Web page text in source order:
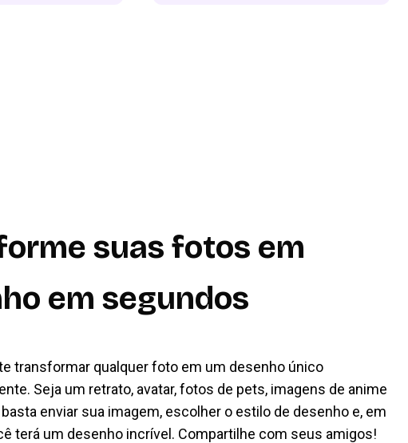
suas fotos em
em segundos
transformar qualquer foto em um desenho único
Seja um retrato, avatar, fotos de pets, imagens de anime
enviar sua imagem, escolher o estilo de desenho e, em
terá um desenho incrível. Compartilhe com seus amigos!